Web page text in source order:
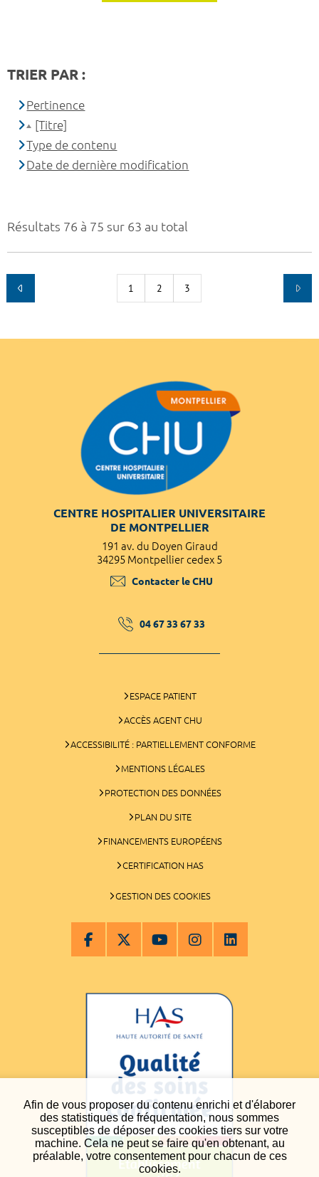
Afin de vous proposer du contenu enrichi et d'élaborer
des statistiques de fréquentation, nous sommes
susceptibles de déposer des cookies tiers sur votre
machine. Cela ne peut se faire qu'en obtenant, au
préalable, votre consentement pour chacun de ces
cookies.
Résultats 76 à 75 sur 63 au total
1 2 3
TRIER PAR :
Pertinence
[Titre]
Type de contenu
Date de dernière modification
CENTRE HOSPITALIER UNIVERSITAIRE
DE MONTPELLIER
191 av. du Doyen Giraud
34295 Montpellier cedex 5
Contacter le CHU
04 67 33 67 33
ESPACE PATIENT
ACCÈS AGENT CHU
ACCESSIBILITÉ : PARTIELLEMENT CONFORME
MENTIONS LÉGALES
PROTECTION DES DONNÉES
PLAN DU SITE
FINANCEMENTS EUROPÉENS
CERTIFICATION HAS
GESTION DES COOKIES